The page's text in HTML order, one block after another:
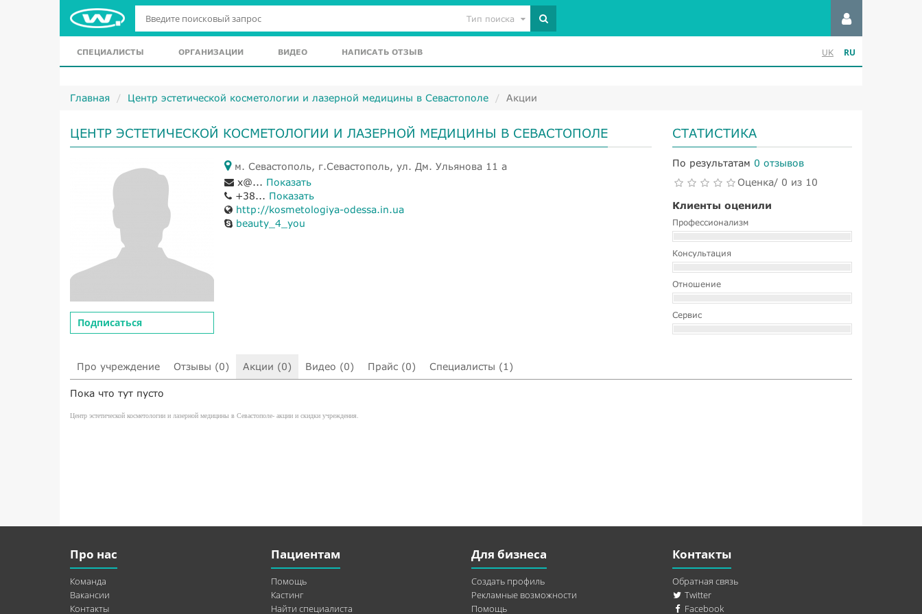
Тип поиска
СПЕЦИАЛИСТЫ ОРГАНИЗАЦИИ ВИДЕО НАПИСАТЬ ОТЗЫВ UK RU
Главная Центр эстетической косметологии и лазерной медицины в Севастополе Акции
ЦЕНТР ЭСТЕТИЧЕСКОЙ КОСМЕТОЛОГИИ И ЛАЗЕРНОЙ МЕДИЦИНЫ В СЕВАСТОПОЛЕ
Подписаться
м. Севастополь, г.Севастополь, ул. Дм. Ульянова 11 а
x@... Показать
+38... Показать
http://kosmetologiya-odessa.in.ua
beauty_4_you
СТАТИСТИКА
По результатам 0 отзывов
Оценка/ 0 из 10
Клиенты оценили
Профессионализм
Консультация
Отношение
Сервис
Про учреждение Отзывы (0) Акции (0) Видео (0) Прайс (0) Специалисты (1)
Пока что тут пусто
Центр эстетической косметологии и лазерной медицины в Севастополе- акции и скидки учреждения.
Про нас
Команда
Вакансии
Контакты
Пациентам
Помощь
Кастинг
Найти специалиста
Для бизнеса
Создать профиль
Рекламные возможности
Помощь
Контакты
Обратная связь
Twitter
Facebook